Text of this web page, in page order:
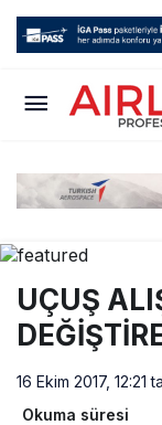
UÇUŞ
16 Ekim 2017, 12:21
Okuma süresi